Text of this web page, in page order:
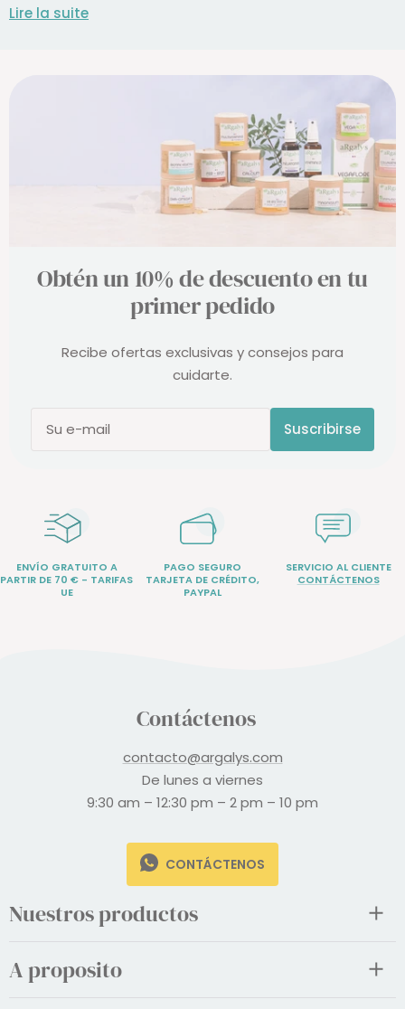
Lire la suite
Obtén un 10% de descuento en tu
primer pedido
Recibe ofertas exclusivas y consejos para
cuidarte.
Su e-mail Suscribirse
ENVÍO GRATUITO A
PARTIR DE 70 € - TARIFAS
UE
PAGO SEGURO
TARJETA DE CRÉDITO,
PAYPAL
SERVICIO AL CLIENTE
CONTÁCTENOS
Contáctenos
contacto@argalys.com
De lunes a viernes
9:30 am – 12:30 pm – 2 pm – 10 pm
CONTÁCTENOS
Nuestros productos
A proposito